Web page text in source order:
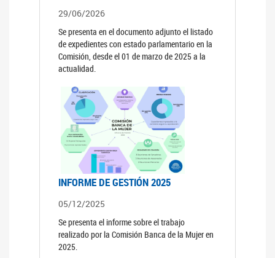
29/06/2026
Se presenta en el documento adjunto el listado
de expedientes con estado parlamentario en la
Comisión, desde el 01 de marzo de 2025 a la
actualidad.
INFORME DE GESTIÓN 2025
05/12/2025
Se presenta el informe sobre el trabajo
realizado por la Comisión Banca de la Mujer en
2025.